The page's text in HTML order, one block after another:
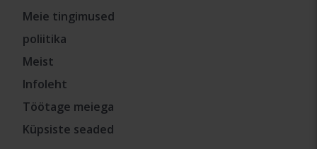
Meie tingimused
poliitika
Meist
Infoleht
Töötage meiega
Küpsiste seaded